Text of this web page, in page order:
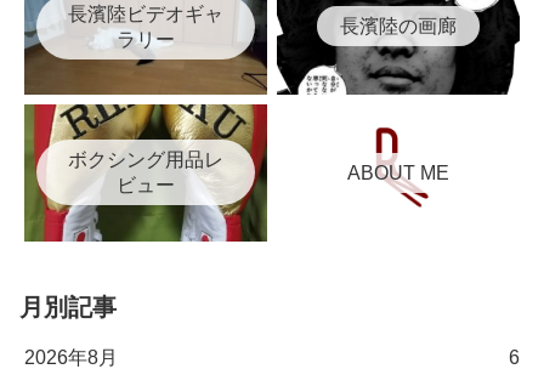
長濱陸ビデオギャ
ラリー
長濱陸の画廊
ボクシング用品レ
ビュー
ABOUT ME
月別記事
2026年8月 6